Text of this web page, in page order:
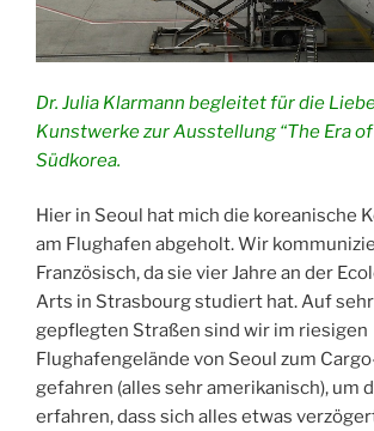
Dr. Julia Klarmann begleitet für die
Kunstwerke zur Ausstellung “The Era of
Südkorea.
Hier in Seoul hat mich die koreanische
am Flughafen abgeholt. Wir
Französisch, da sie vier Jahre an der
Arts in Strasbourg studiert hat. Auf
gepflegten Straßen sind wir im riesigen
Flughafengelände von Seoul zum
gefahren (alles sehr amerikanisch), um
erfahren, dass sich alles etwas